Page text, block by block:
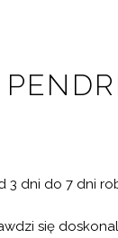
3 dni do 7 dni
się